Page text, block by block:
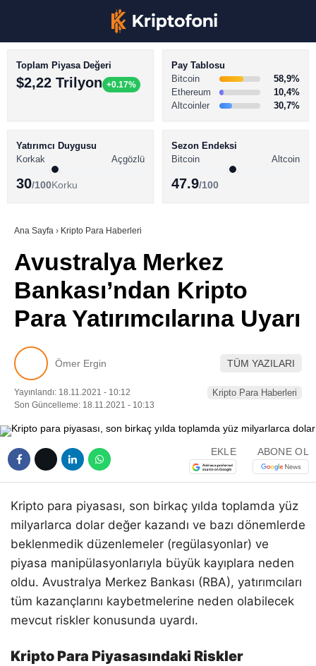
Youtube
TikTok
BİTCOİN HABERLERİ
ALTCOİN HABERLERİ
SÖZLÜK
Toplam Piyasa Değeri
$2,22 Trilyon +0.17%
Pay Tablosu
Bitcoin
58,9%
Ethereum
10,4%
Altcoinler
30,7%
Yatırımcı Duygusu
Korkak
Açgözlü
30/100Korku
Sezon Endeksi
Bitcoin
Altcoin
47.9/100
Ana Sayfa › Kripto Para Haberleri
Avustralya Merkez
Bankası’ndan Kripto
Para Yatırımcılarına Uyarı
Ömer Ergin TÜM YAZILARI
Yayınlandı: 18.11.2021 - 10:12
Son Güncelleme: 18.11.2021 - 10:13
Kripto Para Haberleri
EKLE ABONE OL
Kripto para piyasası, son birkaç yılda toplamda yüz
milyarlarca dolar değer kazandı ve bazı dönemlerde
beklenmedik düzenlemeler (regülasyonlar) ve
piyasa manipülasyonlarıyla büyük kayıplara neden
oldu. Avustralya Merkez Bankası (RBA), yatırımcıları
tüm kazançlarını kaybetmelerine neden olabilecek
mevcut riskler konusunda uyardı.
Kripto Para Piyasasındaki Riskler